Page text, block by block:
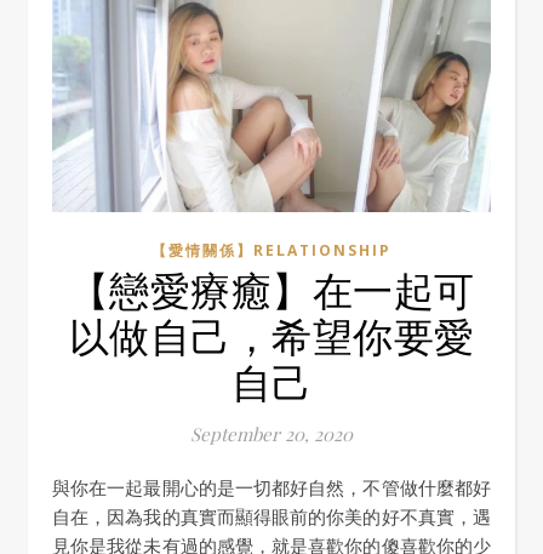
【愛情關係】RELATIONSHIP
【戀愛療癒】在一起可
以做自己，希望你要愛
自己
September 20, 2020
與你在一起最開心的是一切都好自然，不管做什麼都好
自在，因為我的真實而顯得眼前的你美的好不真實，遇
見你是我從未有過的感覺，就是喜歡你的傻喜歡你的少